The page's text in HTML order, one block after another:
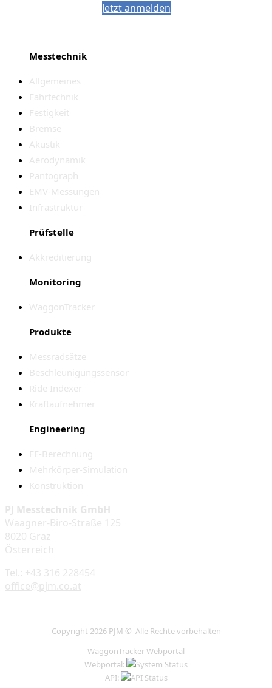
Jetzt anmelden
Messtechnik
Allgemeines
Fahrtechnik
Festigkeit
Bremse
Akustik
Aerodynamik
Pantograph
EMV-Messungen
Infrastruktur
Prüfstelle
Akkreditierung
Monitoring
WaggonTracker
Produkte
Messradsätze
Beschleunigungssensor
Ride Indexer
Kraftaufnehmer
Engineering
FE-Berechnung
Mehrkörper-Simulation
Konstruktion
PJ Messtechnik GmbH
Waagner-Biro-Straße 125
8020 Graz
Österreich
Tel.: +43 316 228454
office@pjm.co.at
Copyright 2026 PJM © Alle Rechte vorbehalten
WaggonTracker Webportal
Webportal:
API: